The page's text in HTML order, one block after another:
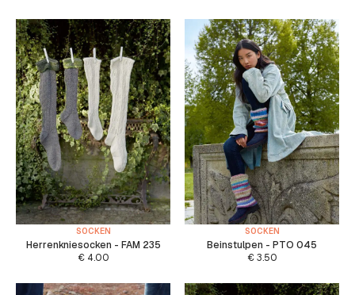
SOCKEN
Herrenkniesocken - FAM 235
€4.00
SOCKEN
Beinstulpen - PTO 045
€3.50